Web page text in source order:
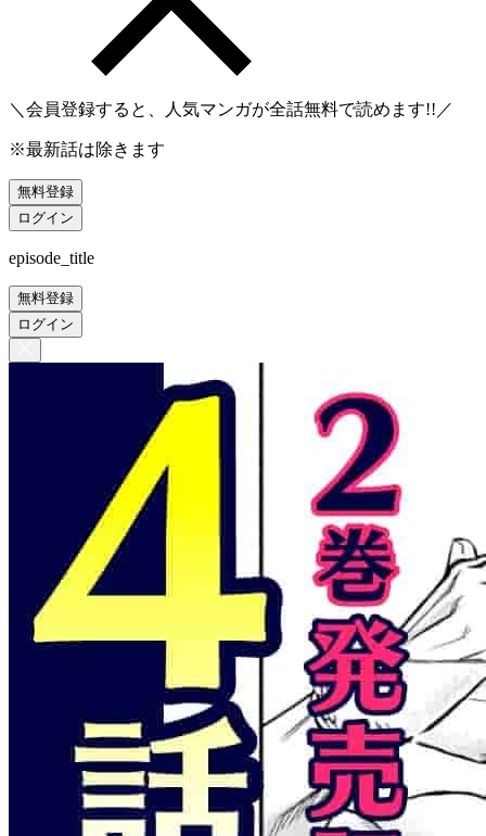
＼会員登録すると、人気マンガが全話無料で読めます!!／
※最新話は除きます
無料登録
ログイン
episode_title
無料登録
ログイン